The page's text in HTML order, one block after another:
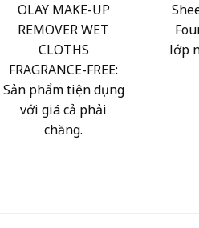
OLAY MAKE-UP
REMOVER WET
CLOTHS
FRAGRANCE-FREE:
Sản phẩm tiện dụng
với giá cả phải
chăng.
lớp